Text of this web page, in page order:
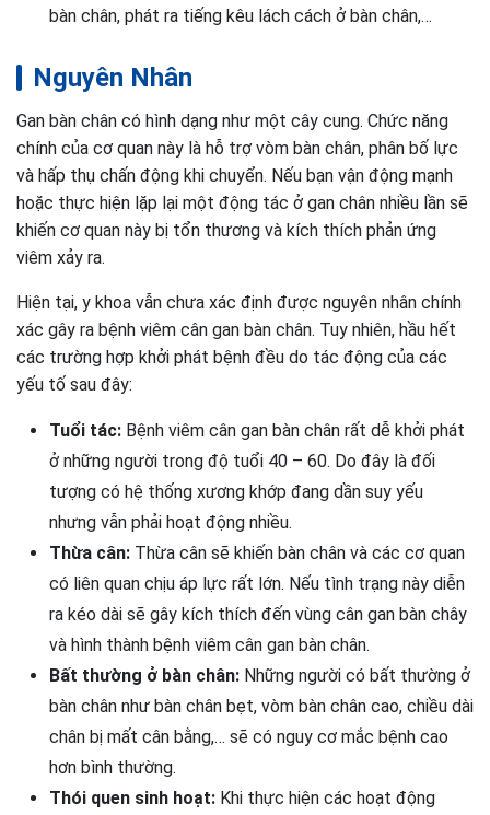
bàn chân, phát ra tiếng kêu lách cách ở bàn chân,…
Nguyên Nhân
Gan bàn chân có hình dạng như một cây cung. Chức năng
chính của cơ quan này là hỗ trợ vòm bàn chân, phân bố lực
và hấp thụ chấn động khi chuyển. Nếu bạn vận động mạnh
hoặc thực hiện lặp lại một động tác ở gan chân nhiều lần sẽ
khiến cơ quan này bị tổn thương và kích thích phản ứng
viêm xảy ra.
Hiện tại, y khoa vẫn chưa xác định được nguyên nhân chính
xác gây ra bệnh viêm cân gan bàn chân. Tuy nhiên, hầu hết
các trường hợp khởi phát bệnh đều do tác động của các
yếu tố sau đây:
Tuổi tác: Bệnh viêm cân gan bàn chân rất dễ khởi phát
ở những người trong độ tuổi 40 – 60. Do đây là đối
tượng có hệ thống xương khớp đang dần suy yếu
nhưng vẫn phải hoạt động nhiều.
Thừa cân: Thừa cân sẽ khiến bàn chân và các cơ quan
có liên quan chịu áp lực rất lớn. Nếu tình trạng này diễn
ra kéo dài sẽ gây kích thích đến vùng cân gan bàn chây
và hình thành bệnh viêm cân gan bàn chân.
Bất thường ở bàn chân: Những người có bất thường ở
bàn chân như bàn chân bẹt, vòm bàn chân cao, chiều dài
chân bị mất cân bằng,… sẽ có nguy cơ mắc bệnh cao
hơn bình thường.
Thói quen sinh hoạt: Khi thực hiện các hoạt động